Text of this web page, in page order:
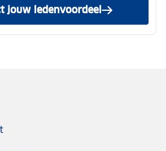
jouw ledenvoordeel